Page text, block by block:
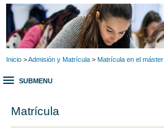
Inicio >Admisión y Matrícula > Matrícula en el máster
SUBMENU
Matrícula